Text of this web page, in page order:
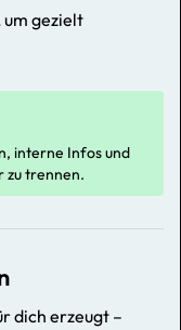
um gezielt
interne Infos und
zu trennen.
dich erzeugt –